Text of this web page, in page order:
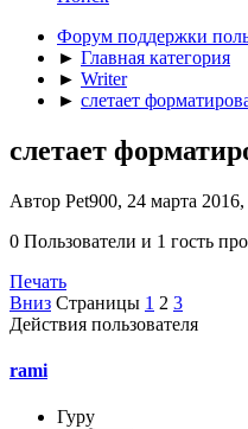
Форум поддержки
► Главная категория
► Writer
► слетает
слетает
Автор Pet900, 24 марта
0 Пользователи и 1 гость
Печать
Вниз Страницы 1 2 3
Действия пользователя
rami
Гуру